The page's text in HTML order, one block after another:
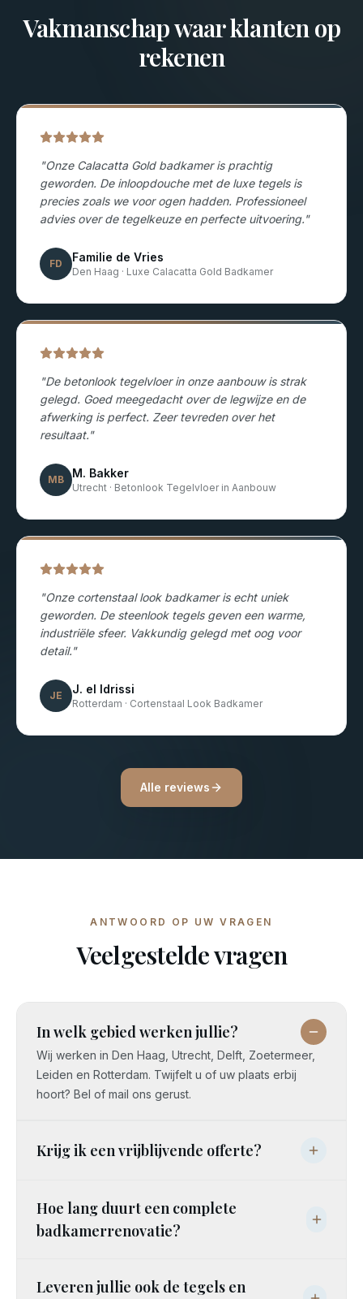
Vakmanschap waar klanten op
rekenen
"Onze Calacatta Gold badkamer is prachtig
geworden. De inloopdouche met de luxe tegels is
precies zoals we voor ogen hadden. Professioneel
advies over de tegelkeuze en perfecte uitvoering."
FD Familie de Vries
Den Haag · Luxe Calacatta Gold Badkamer
"De betonlook tegelvloer in onze aanbouw is strak
gelegd. Goed meegedacht over de legwijze en de
afwerking is perfect. Zeer tevreden over het
resultaat."
MB M. Bakker
Utrecht · Betonlook Tegelvloer in Aanbouw
"Onze cortenstaal look badkamer is echt uniek
geworden. De steenlook tegels geven een warme,
industriële sfeer. Vakkundig gelegd met oog voor
detail."
JE J. el Idrissi
Rotterdam · Cortenstaal Look Badkamer
Alle reviews
ANTWOORD OP UW VRAGEN
Veelgestelde vragen
In welk gebied werken jullie?
Wij werken in Den Haag, Utrecht, Delft, Zoetermeer,
Leiden en Rotterdam. Twijfelt u of uw plaats erbij
hoort? Bel of mail ons gerust.
Krijg ik een vrijblijvende offerte?
Hoe lang duurt een complete
badkamerrenovatie?
Leveren jullie ook de tegels en